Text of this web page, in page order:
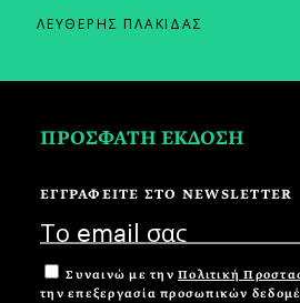
ΛΕΥΘΕΡΗΣ ΠΛΑΚΙΔΑΣ
ΠΡΟΣΦΑΤΗ ΕΚΔΟΣΗ
ΕΓΓΡΑΦΕΙΤΕ ΣΤΟ NEWSLETTER
Συναινώ με την Πολιτική
την επεξεργασία προσωπικών